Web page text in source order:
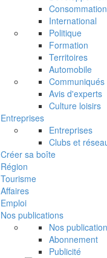
Consommation
International
Politique
Formation
Territoires
Automobile
Communiqués
Avis d'experts
Culture loisirs
Entreprises
Entreprises
Clubs et
Créer sa boîte
Région
Tourisme
Affaires
Emploi
Nos publications
Nos
Abonnement
Publicité